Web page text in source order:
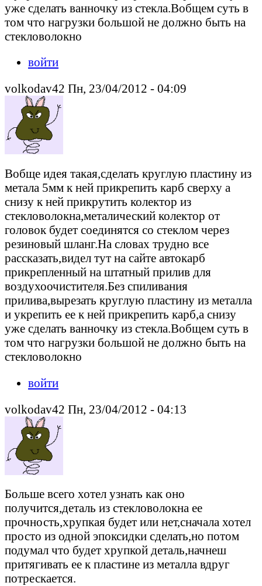
уже сделать ванночку из стекла.Вобщем суть в
том что нагрузки большой не должно быть на
стекловолокно
войти
volkodav42 Пн, 23/04/2012 - 04:09
Вобще идея такая,сделать круглую пластину из
метала 5мм к ней прикрепить карб сверху а
снизу к ней прикрутить колектор из
стекловолокна,металический колектор от
головок будет соединятся со стеклом через
резиновый шланг.На словах трудно все
рассказать,видел тут на сайте автокарб
прикрепленный на штатный прилив для
воздухоочистителя.Без спиливания
прилива,вырезать круглую пластину из металла
и укрепить ее к ней прикрепить карб,а снизу
уже сделать ванночку из стекла.Вобщем суть в
том что нагрузки большой не должно быть на
стекловолокно
войти
volkodav42 Пн, 23/04/2012 - 04:13
Больше всего хотел узнать как оно
получится,деталь из стекловолокна ее
прочность,хрупкая будет или нет,сначала хотел
просто из одной эпоксидки сделать,но потом
подумал что будет хрупкой деталь,начнеш
притягивать ее к пластине из металла вдруг
потрескается.